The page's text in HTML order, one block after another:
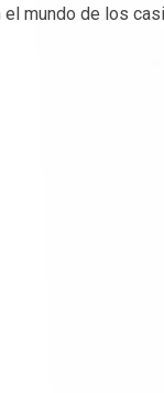
mundo de los